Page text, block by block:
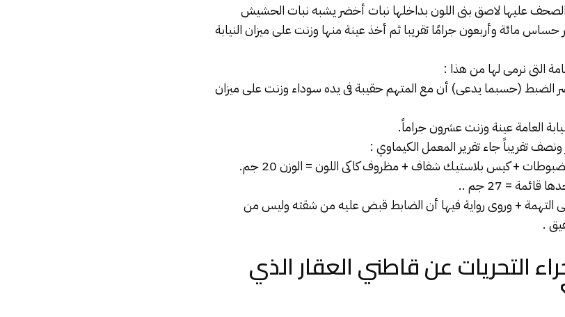
عليها لاصق بنى اللون بداخلها نبات أخضر يشبه نبات الحشيش
حساس مائة وأربعون جرامًا تقريبا ثم أخذ عينة منها وزنت على ميزان النيابة
التى نرمى لها من هذا :
ذكر محرر محضر الضبط (حسبما يدعى) أن مع المتهم حقيبة فى يده سوداء وزنت على ميزان
+ كيس بلاستيك شفاف + مظروف كاكى اللون = الوزن 20 جم.
= 27 جم ..
التهمة + وروى رواية فيها أن الضابط قبض عليه من شقته وليس من
.
التحريات عن قاطني العقار الذي